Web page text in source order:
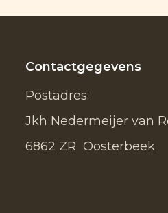
Contactgegevens
Postadres:
Jkh Nedermeijer van
6862 ZR Oosterbeek